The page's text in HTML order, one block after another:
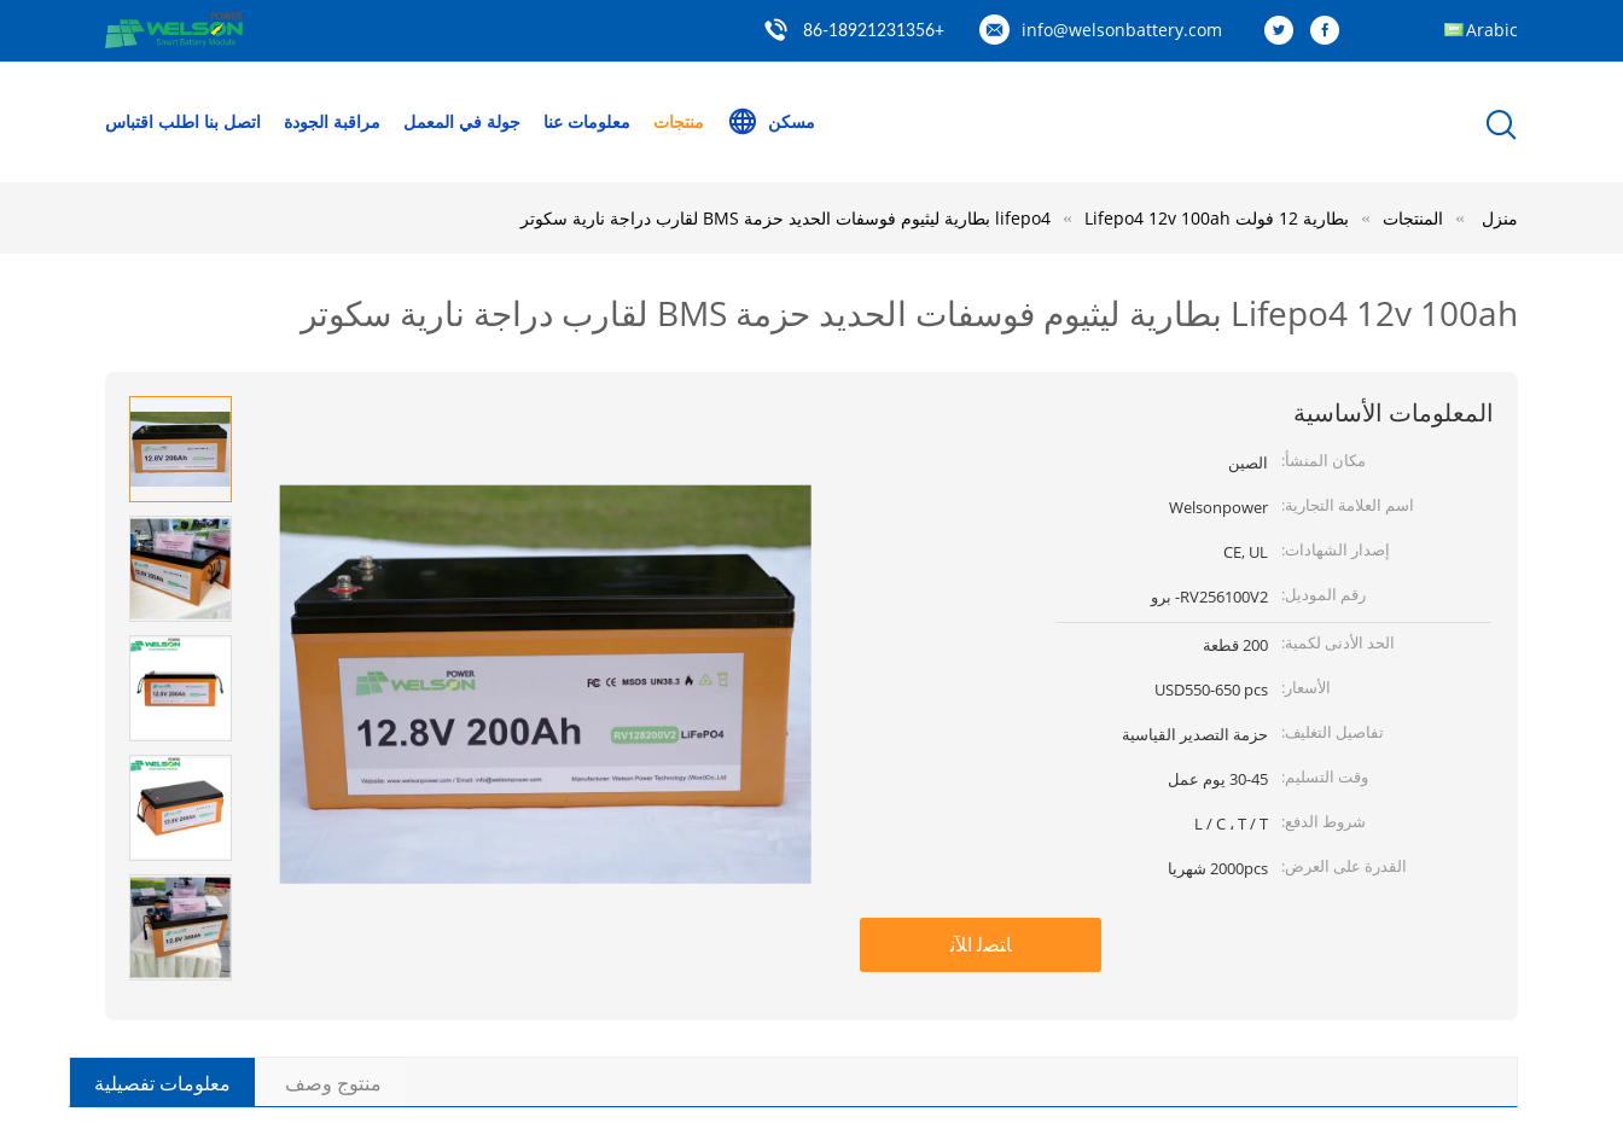
info@welsonbattery.com
+86-18921231356 Arabic
مسكن منتجات معلومات عنا جولة في المعمل مراقبة الجودة اتصل بنا اطلب اقتباس
منزل المنتجات بطارية 12 فولت lifepo4 Lifepo4 12v 100ah بطارية ليثيوم فوسفات الحديد حزمة BMS لقارب دراجة نارية سكوتر
Lifepo4 12v 100ah بطارية ليثيوم فوسفات الحديد حزمة BMS لقارب دراجة نارية سكوتر
المعلومات الأساسية
مكان المنشأ:
الصين
اسم العلامة التجارية:
Welsonpower
إصدار الشهادات:
CE, UL
رقم الموديل:
RV256100V2- برو
الحد الأدنى لكمية:
200 قطعة
الأسعار:
USD550-650 pcs
تفاصيل التغليف:
حزمة التصدير القياسية
وقت التسليم:
30-45 يوم عمل
شروط الدفع:
L / C ، T / T
القدرة على العرض:
2000pcs شهريا
ﺎﺘﺼﻟ ﺍﻶﻧ
معلومات تفصيلية منتوج وصف